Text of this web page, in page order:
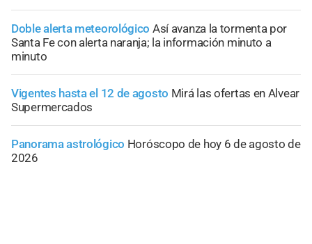
Doble alerta meteorológico Así avanza la tormenta por
Santa Fe con alerta naranja; la información minuto a
minuto
Vigentes hasta el 12 de agosto Mirá las ofertas en Alvear
Supermercados
Panorama astrológico Horóscopo de hoy 6 de agosto de
2026